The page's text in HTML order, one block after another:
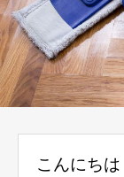
こんにち